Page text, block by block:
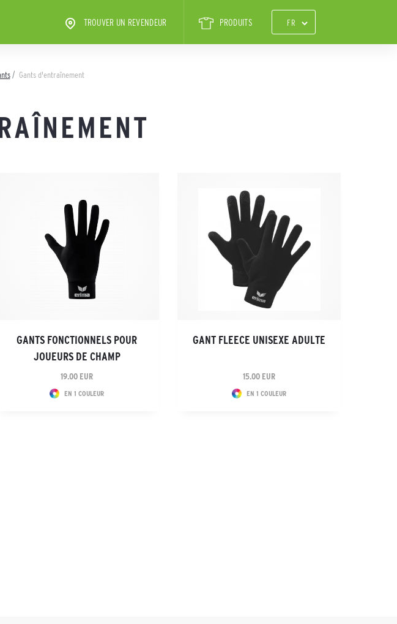
TROUVER UN REVENDEUR PRODUITS
Gants d'entraînement
GANTS FONCTIONNELS POUR
JOUEURS DE CHAMP
19.00 EUR
EN 1 COULEUR
GANT FLEECE UNISEXE ADULTE
15.00 EUR
EN 1 COULEUR